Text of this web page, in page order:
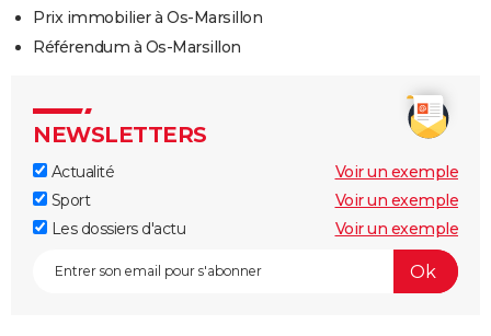
Prix immobilier à Os-Marsillon
Référendum à Os-Marsillon
NEWSLETTERS
Actualité
Voir un exemple
Sport
Voir un exemple
Les dossiers d'actu
Voir un exemple